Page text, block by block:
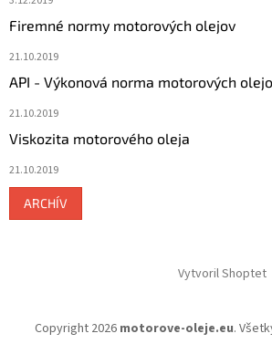
Firemné normy motorových olejov
21.10.2019
API - Výkonová norma motorových
21.10.2019
Viskozita motorového oleja
21.10.2019
ARCHÍV
Vytvoril Shoptet
Copyright 2026 motorove-oleje.eu.